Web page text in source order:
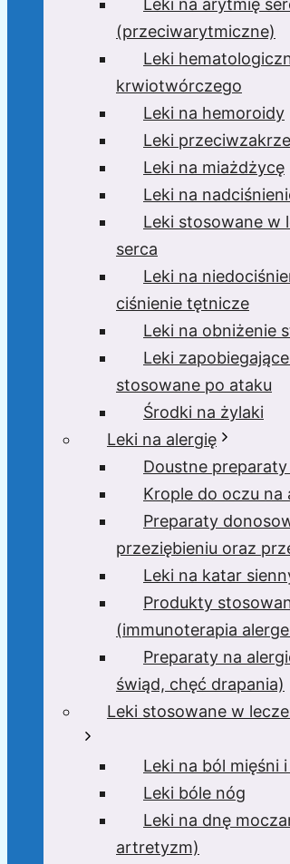
Leki na arytmię
(przeciwarytmiczne)
Leki
krwiotwórczego
Leki na hemoroidy
Leki
Leki na miażdżycę
Leki na
Leki stosowane w
serca
Leki na
ciśnienie tętnicze
Leki na obniżenie
Leki
stosowane po ataku
Środki na żylaki
Leki na alergię
Doustne
Krople do oczu na
Preparaty
przeziębieniu oraz
Leki na katar
Produkty
(immunoterapia
Preparaty na
świąd, chęć drapania)
Leki stosowane w
Leki na ból mięśni
Leki bóle nóg
Leki na dnę
artretyzm)